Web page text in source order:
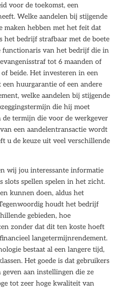
voor de toekomst, een
Welke aandelen bij stijgende
maken hebben met het feit dat
het bedrijf strafbaar met de boete
functionaris van het bedrijf die in
tot 6 maanden of
beide. Het investeren in een
huurgarantie of een andere
welke aandelen bij stijgende
die hij moet
de termijn die voor de werkgever
een aandelentransactie wordt
u de keuze uit veel verschillende
wij jou interessante informatie
slots spellen spelen in het zicht.
kunnen doen, aldus het
houdt het bedrijf
gebieden, hoe
zonder dat dit ten koste hoeft
langetermijnrendement.
bestaat al een langere tijd,
Het goede is dat gebruikers
aan instellingen die ze
tot zeer hoge kwaliteit van